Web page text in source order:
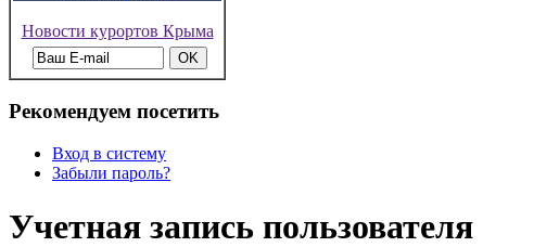
Новости курортов Крыма
Рекомендуем посетить
Вход в систему
Забыли пароль?
Учетная запись пользователя